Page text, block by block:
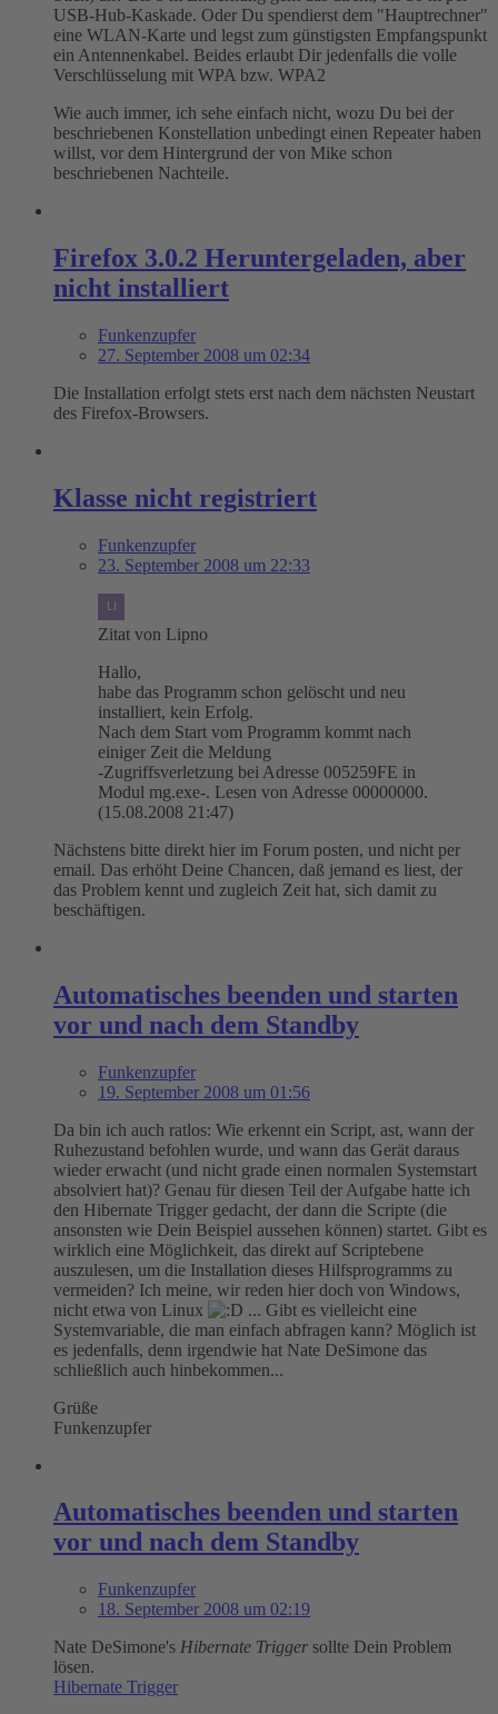
USB-Hub-Kaskade. Oder Du spendierst dem "Hauptrechner"
eine WLAN-Karte und legst zum günstigsten Empfangspunkt
ein Antennenkabel. Beides erlaubt Dir jedenfalls die volle
Verschlüsselung mit WPA bzw. WPA2
Wie auch immer, ich sehe einfach nicht, wozu Du bei der
beschriebenen Konstellation unbedingt einen Repeater haben
willst, vor dem Hintergrund der von Mike schon
beschriebenen Nachteile.
Firefox 3.0.2 Heruntergeladen, aber
nicht installiert
Funkenzupfer
27. September 2008 um 02:34
Die Installation erfolgt stets erst nach dem nächsten Neustart
des Firefox-Browsers.
Klasse nicht registriert
Funkenzupfer
23. September 2008 um 22:33
Zitat von Lipno
Hallo,
habe das Programm schon gelöscht und neu
installiert, kein Erfolg.
Nach dem Start vom Programm kommt nach
einiger Zeit die Meldung
-Zugriffsverletzung bei Adresse 005259FE in
Modul mg.exe-. Lesen von Adresse 00000000.
(15.08.2008 21:47)
Nächstens bitte direkt hier im Forum posten, und nicht per
email. Das erhöht Deine Chancen, daß jemand es liest, der
das Problem kennt und zugleich Zeit hat, sich damit zu
beschäftigen.
Automatisches beenden und starten
vor und nach dem Standby
Funkenzupfer
19. September 2008 um 01:56
Da bin ich auch ratlos: Wie erkennt ein Script, ast, wann der
Ruhezustand befohlen wurde, und wann das Gerät daraus
wieder erwacht (und nicht grade einen normalen Systemstart
absolviert hat)? Genau für diesen Teil der Aufgabe hatte ich
den Hibernate Trigger gedacht, der dann die Scripte (die
ansonsten wie Dein Beispiel aussehen können) startet. Gibt es
wirklich eine Möglichkeit, das direkt auf Scriptebene
auszulesen, um die Installation dieses Hilfsprogramms zu
vermeiden? Ich meine, wir reden hier doch von Windows,
nicht etwa von Linux
... Gibt es vielleicht eine
Systemvariable, die man einfach abfragen kann? Möglich ist
es jedenfalls, denn irgendwie hat Nate DeSimone das
schließlich auch hinbekommen...
Grüße
Funkenzupfer
Automatisches beenden und starten
vor und nach dem Standby
Funkenzupfer
18. September 2008 um 02:19
Nate DeSimone's Hibernate Trigger sollte Dein Problem
lösen.
Hibernate Trigger